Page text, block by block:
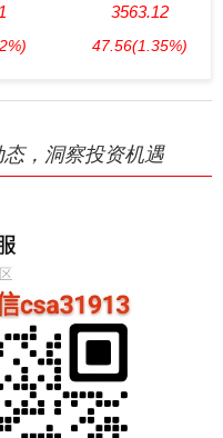
3563.12
47.56(1.35%)
，洞察投资机遇